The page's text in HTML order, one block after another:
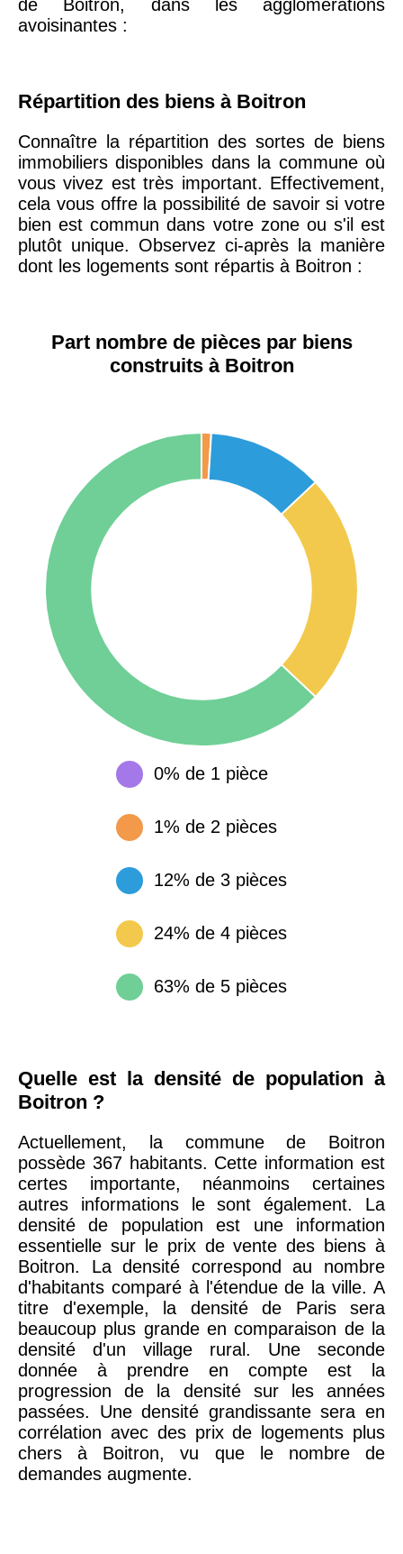
arrondissement
19ème
arrondissement
9 231 € 10 415 €
51100 -Reims 3 036 € 2 667 €
75013 -Paris
13ème
arrondissement
10 073 € 11 085 €
arrondissement
12 687 €
75016 -
16ème
arrondissement
15 155 €
83000 - 4 284 €
Grenoble 2 917 € 3 382 €
de Boitron, dans les agglomérations
avoisinantes :
Répartition des biens à Boitron
Connaître la répartition des sortes de biens
immobiliers disponibles dans la commune où
vous vivez est très important. Effectivement,
cela vous offre la possibilité de savoir si votre
bien est commun dans votre zone ou s'il est
plutôt unique. Observez ci-après la manière
dont les logements sont répartis à Boitron :
Part nombre de pièces par biens
construits à Boitron
0% de 1 pièce
1% de 2 pièces
12% de 3 pièces
24% de 4 pièces
63% de 5 pièces
Quelle est la densité de population à
Boitron ?
Actuellement, la commune de Boitron
possède 367 habitants. Cette information est
certes importante, néanmoins certaines
autres informations le sont également. La
densité de population est une information
essentielle sur le prix de vente des biens à
Boitron. La densité correspond au nombre
d'habitants comparé à l'étendue de la ville. A
titre d'exemple, la densité de Paris sera
beaucoup plus grande en comparaison de la
densité d'un village rural. Une seconde
donnée à prendre en compte est la
progression de la densité sur les années
passées. Une densité grandissante sera en
corrélation avec des prix de logements plus
chers à Boitron, vu que le nombre de
demandes augmente.